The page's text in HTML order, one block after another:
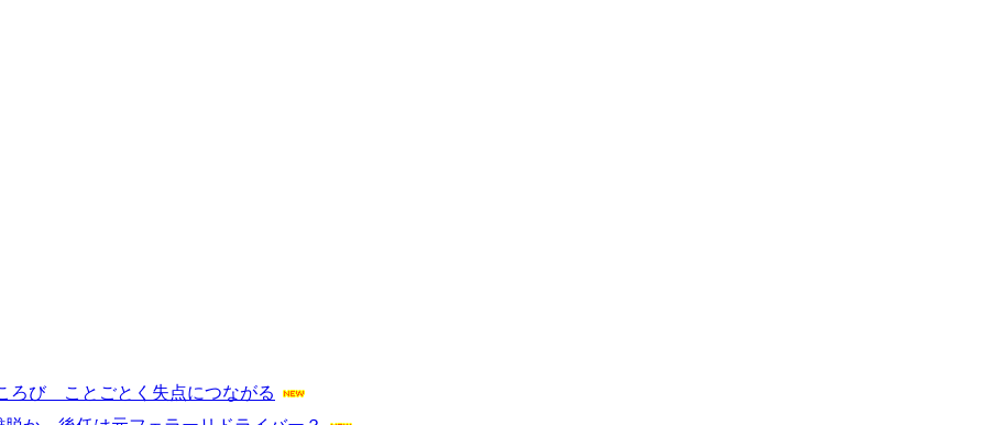
ろび ことごとく失点につながる